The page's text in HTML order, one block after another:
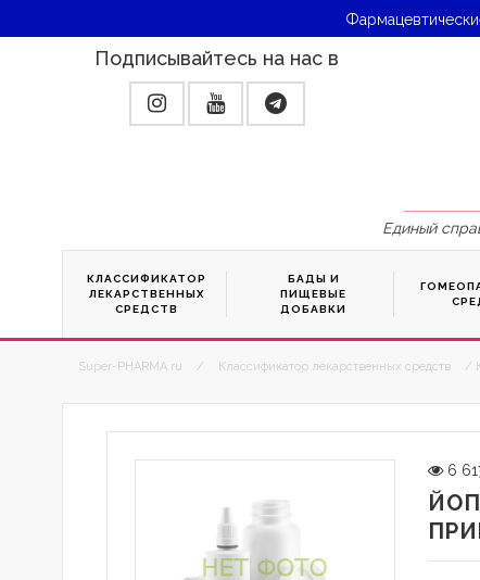
Подписывайтесь на нас в
Единый
КЛАССИФИКАТОР
ЛЕКАРСТВЕННЫХ
СРЕДСТВ
БАДЫ И
ПИЩЕВЫЕ
ДОБАВКИ
Super-PHARMA.ru / Классификатор лекарственных средств /
6